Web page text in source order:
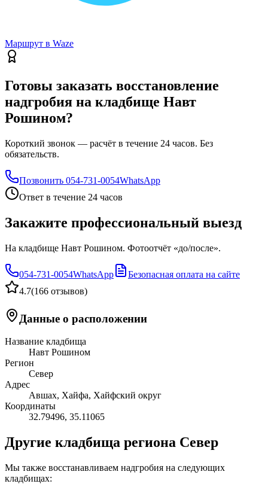
Маршрут в Waze
Готовы заказать восстановление
надгробия на кладбище Навт
Рошином?
Короткий звонок — расчёт в течение 24 часов. Без
обязательств.
Позвонить 054-731-0054WhatsApp
Ответ в течение 24 часов
Закажите профессиональный выезд
На кладбище Навт Рошином. Фотоотчёт «до/после».
054-731-0054WhatsApp
Безопасная оплата на сайте
4.7(166 отзывов)
Данные о расположении
Название кладбища
Навт Рошином
Регион
Север
Адрес
Авшах, Хайфа, Хайфский округ
Координаты
32.79496, 35.11065
Другие кладбища региона Север
Мы также восстанавливаем надгробия на следующих
кладбищах: